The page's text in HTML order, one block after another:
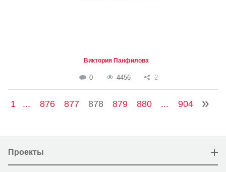
Виктория Панфилова
0 4456 2
1 ... 876 877 878 879 880 ... 904
Проекты